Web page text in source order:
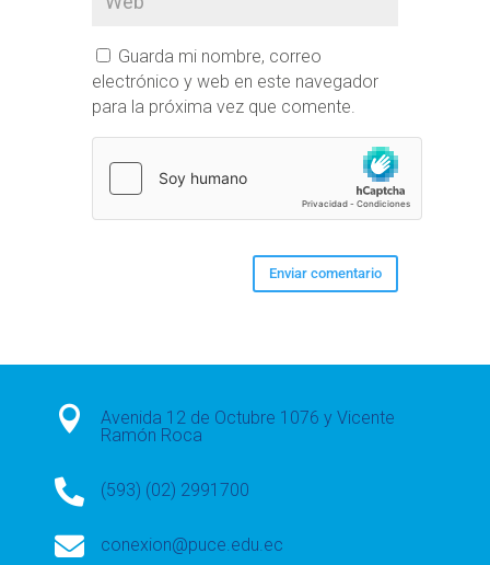
Guarda mi nombre, correo
electrónico y web en este navegador
para la próxima vez que comente.

Avenida 12 de Octubre 1076 y Vicente
Ramón Roca
 (593) (02) 2991700
 conexion@puce.edu.ec